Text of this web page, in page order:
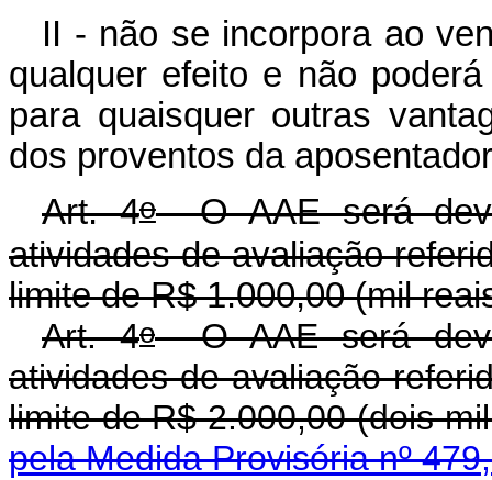
II - não se incorpora ao
qualquer efeito e não
para quaisquer outras
dos proventos da
Art. 4oO AAE será
atividades de avaliação
limite de R$ 1.000,00 (mil
Art. 4oO AAE será
atividades de avaliação
limite de R$ 2.000,00 (dois
pela Medida Provisória nº